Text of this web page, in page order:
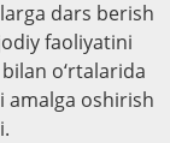
dars berish
faoliyatini
o‘rtalarida
amalga oshirish